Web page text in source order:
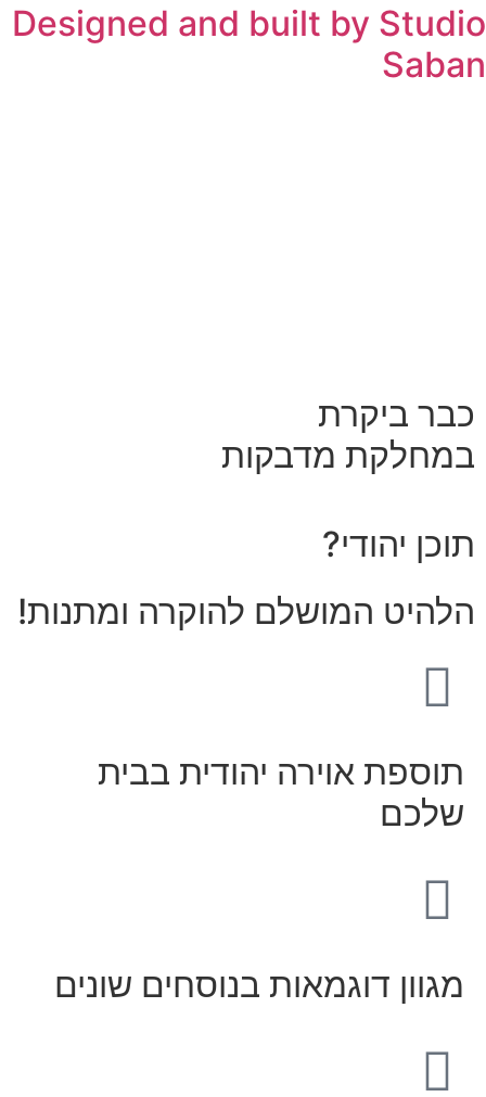
Designed and built by Studio
Saban
כבר ביקרת
במחלקת מדבקות
תוכן יהודי?
הלהיט המושלם להוקרה ומתנות!
תוספת אוירה יהודית בבית
שלכם
מגוון דוגמאות בנוסחים שונים